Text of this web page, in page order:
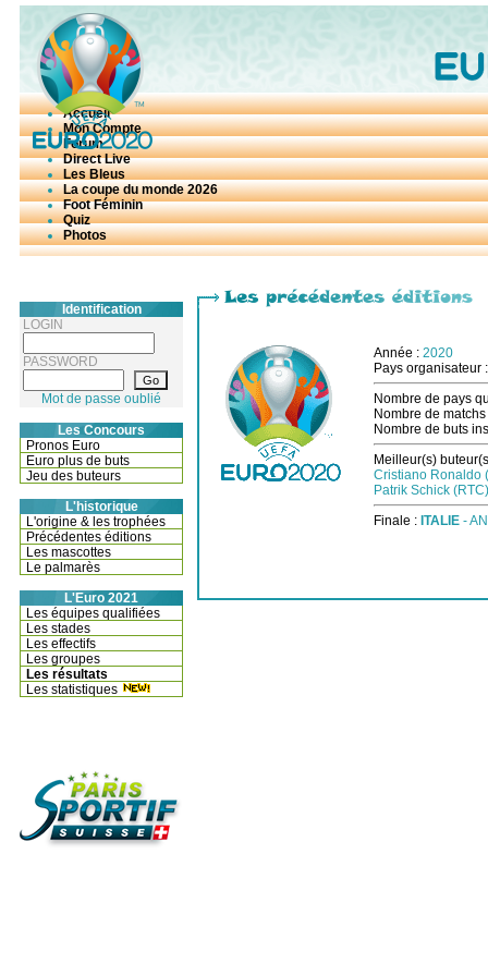
Accueil
Mon Compte
Forum
Direct Live
Les Bleus
La coupe du monde 2026
Foot Féminin
Quiz
Photos
Identification
LOGIN
PASSWORD
Mot de passe oublié
Les Concours
Pronos Euro
Euro plus de buts
Jeu des buteurs
L'historique
L'origine & les trophées
Précédentes éditions
Les mascottes
Le palmarès
L'Euro 2021
Les équipes qualifiées
Les stades
Les effectifs
Les groupes
Les résultats
Les statistiques
Année : 2020
Pays organisateur
Nombre de pays
Nombre de
Nombre de buts
Meilleur(s)
Cristiano Ronaldo
Patrik Schick
Finale : ITALIE-